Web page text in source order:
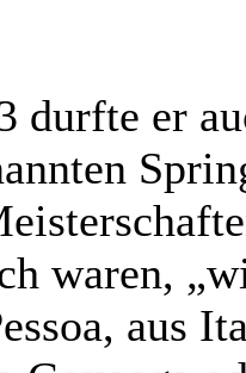
durfte er
waren,
aus